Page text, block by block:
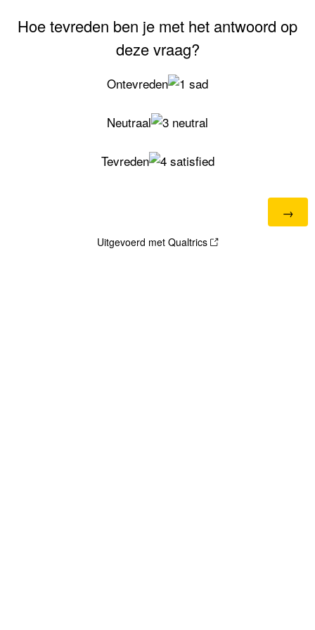
Hoe tevreden ben je met het antwoord op
deze vraag?
Ontevreden
Neutraal
Tevreden
Uitgevoerd met Qualtrics